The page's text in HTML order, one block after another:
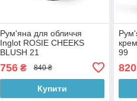
Рум'яна для обличчя
Inglot ROSIE CHEEKS
BLUSH 21
756₴ 840 ₴
Купити
99
820